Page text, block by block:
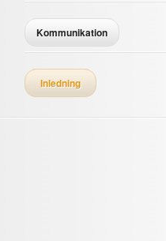
Kommunikation
Inledning